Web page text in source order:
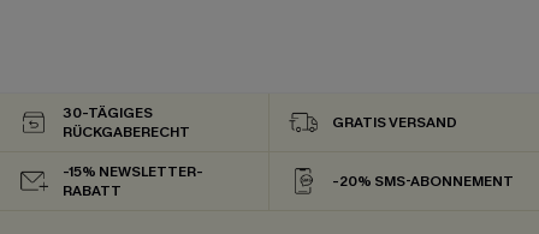
30-TÄGIGES
RÜCKGABERECHT
GRATIS VERSAND
-15% NEWSLETTER-
RABATT
-20% SMS-ABONNEMENT